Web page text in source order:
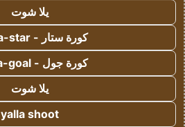
يلا شوت
كورة ستار - koora-star
كورة جول - koora-goal
يلا شوت
yalla shoot